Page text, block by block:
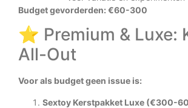
Budget gevorderden: €60-300
⭐ Premium & Luxe:
All-Out
Voor als budget geen issue is:
Sextoy Kerstpakket Luxe (€300-